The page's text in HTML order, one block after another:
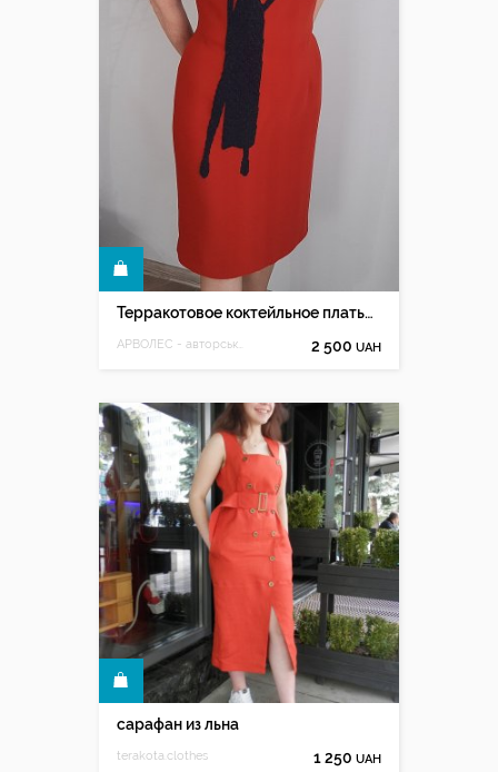
Терракотовое коктейльное платье вышито вручную бисером
АРВОЛЕС - авторська ручна вишивка Олесі Мацюк 2 500 UAH
сарафан из льна
terakota.clothes 1 250 UAH